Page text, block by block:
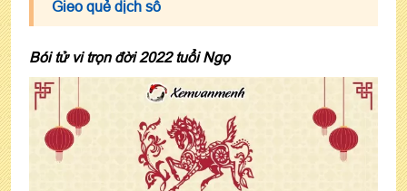
Gieo quẻ dịch số
Bói tử vi trọn đời 2022 tuổi Ngọ